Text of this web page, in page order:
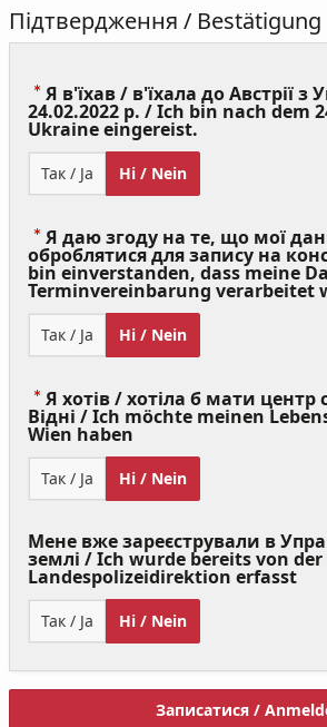
Підтвердження / Bestätigung
Я в'їхав / в'їхала до Австрії з
24.02.2022 р. / Ich bin nach dem
Ukraine eingereist.
Required)
Так / Ja Ні / Nein
Я даю згоду на те, що мої
оброблятися для запису на
bin einverstanden, dass meine
Terminvereinbarung verarbeitet
Так / Ja Ні / Nein
Я хотів / хотіла б мати центр
Відні / Ich möchte meinen
Wien haben
Required)
Так / Ja Ні / Nein
Мене вже зареєстрували в
землі / Ich wurde bereits von der
Landespolizeidirektion erfasst
Так / Ja Ні / Nein
Записатися /